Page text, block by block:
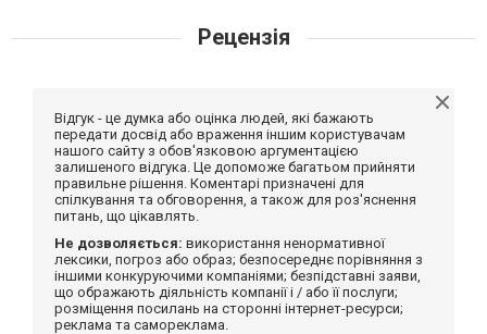
Рецензія
Відгук - це думка або оцінка людей, які бажають
передати досвід або враження іншим користувачам
нашого сайту з обов'язковою аргументацією
залишеного відгука. Це допоможе багатьом прийняти
правильне рішення. Коментарі призначені для
спілкування та обговорення, а також для роз'яснення
питань, що цікавлять.
Не дозволяється: використання ненормативної
лексики, погроз або образ; безпосереднє порівняння з
іншими конкуруючими компаніями; безпідставні заяви,
що ображають діяльність компанії і / або її послуги;
розміщення посилань на сторонні інтернет-ресурси;
реклама та самореклама.